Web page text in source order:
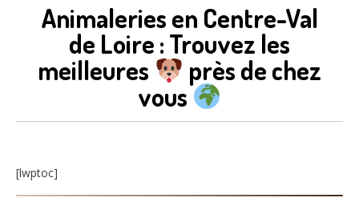
Animaleries en Centre-Val
de Loire : Trouvez les
meilleures
près de chez
vous
[lwptoc]